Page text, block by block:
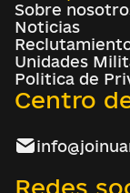
Sobre
Noticias
Unidades
Politica de
Centro
Redes